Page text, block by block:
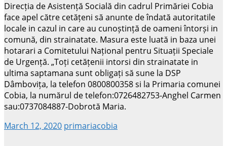
Direcția de Asistență Socială din cadrul Primăriei Cobia
face apel către cetățeni să anunte de îndată autoritatile
locale in cazul in care au cunoștință de oameni întorși in
comună, din strainatate. Masura este luată in baza unei
hotarari a Comitetului Național pentru Situații Speciale
de Urgență. „Toți cetățenii intorsi din strainatate in
ultima saptamana sunt obligați să sune la DSP
Dâmbovița, la telefon 0800800358 si la Primaria comunei
Cobia, la numărul de telefon:0726482753-Anghel Carmen
sau:0737084887-Dobrotă Maria.
March 12, 2020 primariacobia